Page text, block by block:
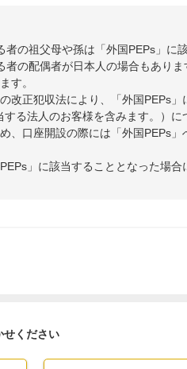
者の祖父母や孫は「外国PEPs」に
者の配偶者が日本人の場合もあり
す。
改正犯収法により、「外国PEPs
する法人のお客様を含みます。）
、口座開設の際には「外国PEPs
」に該当することとなった場
せください